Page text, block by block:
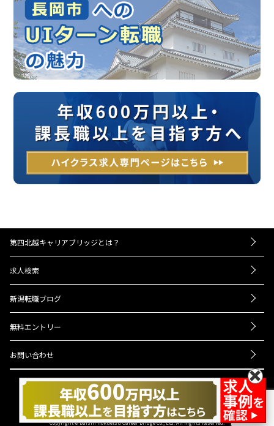
第四北越キャリアブリッジとは？
－UIターンをお考えの方へ
求人検索
Q＆A
新潟転職ブログ
プライバシーポリシー
無料エントリー
お問い合わせ
Copyright © Daishi Hokuetsu Career Bridge Co., Ltd. All Rights Reserved.